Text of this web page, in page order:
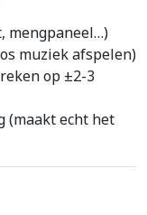
mengpaneel…)
muziek afspelen)
op ±2-3
(maakt echt het